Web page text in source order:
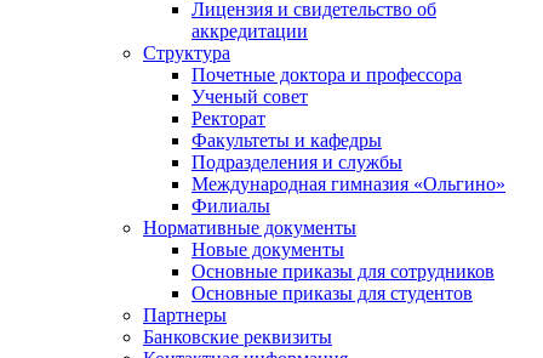
Лицензия и свидетельство об
аккредитации
Структура
Почетные доктора и профессора
Ученый совет
Ректорат
Факультеты и кафедры
Подразделения и службы
Международная гимназия «Ольгино»
Филиалы
Нормативные документы
Новые документы
Основные приказы для сотрудников
Основные приказы для студентов
Партнеры
Банковские реквизиты